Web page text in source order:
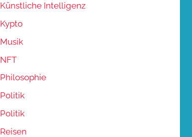
Künstliche Intelligenz
Kypto
Musik
NFT
Philosophie
Politik
Politik
Reisen